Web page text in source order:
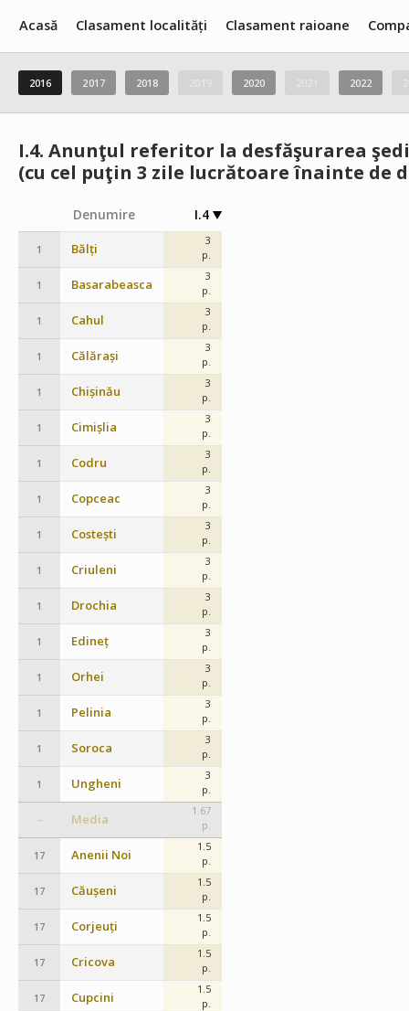
Acasă Clasament localități Clasament raioane
2016 2017 2018 2020 2022
I.4. Anunţul referitor la desfăşurarea
(cu cel puţin 3 zile lucrătoare înainte de
Denumire I.4
1 Bălți
3
p.
1 Basarabeasca
3
p.
1 Cahul
3
p.
1 Călărași
3
p.
1 Chișinău
3
p.
1 Cimișlia
3
p.
1 Codru
3
p.
1 Copceac
3
p.
1 Costești
3
p.
1 Criuleni
3
p.
1 Drochia
3
p.
1 Edineț
3
p.
1 Orhei
3
p.
1 Pelinia
3
p.
1 Soroca
3
p.
1 Ungheni
3
p.
– Media
1.67
p.
17 Anenii Noi
1.5
p.
17 Căușeni
1.5
p.
17 Corjeuți
1.5
p.
17 Cricova
1.5
p.
17 Cupcini
1.5
p.